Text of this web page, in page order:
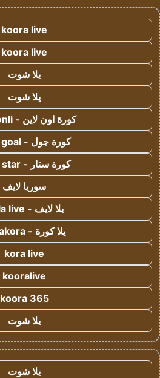
koora live
koora live
يلا شوت
يلا شوت
كورة اون لاين - kora onli
كورة جول - kora goal
كورة ستار - kora star
سوريا لايف
يلا لايف - yalla live
يلا كورة - yallakora
kora live
kooralive
koora 365
يلا شوت
يلا شوت